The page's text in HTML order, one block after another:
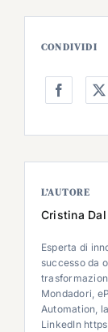
CONDIVIDI
L’AUTORE
Cristina
Esperta di
successo da
Mondadori,
Automation,
LinkedIn